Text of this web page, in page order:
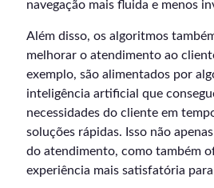
navegação mais fluida e menos
Além disso, os algoritmos
melhorar o atendimento ao
exemplo, são alimentados por
inteligência artificial que
necessidades do cliente em
soluções rápidas. Isso não
do atendimento, como também
experiência mais satisfatória